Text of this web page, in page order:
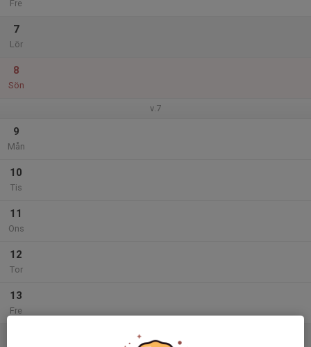
Fre
7
Lör
8
Sön
v.7
9
Mån
10
Tis
11
Ons
12
Tor
13
Fre